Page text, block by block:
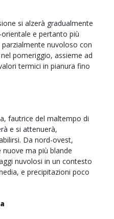
si alzerà gradualmente
e pertanto più
nuvoloso con
pomeriggio, assieme ad
termici in pianura fino
fautrice del maltempo di
e si attenuerà,
Da nord-ovest,
ma più blande
nuvolosi in un contesto
e precipitazioni poco